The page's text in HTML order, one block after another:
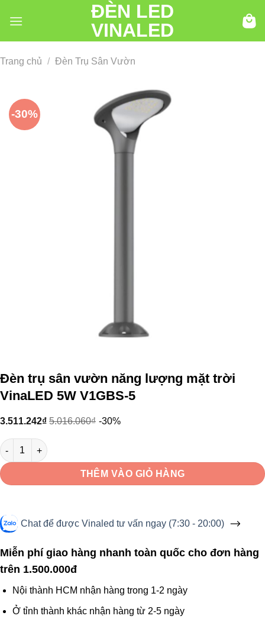
đến
ĐÈN LED
VINALED
Trang chủ / Đèn Trụ Sân Vườn
-30%
Đèn trụ sân vườn năng lượng mặt trời
VinaLED 5W V1GBS-5
3.511.242₫ 5.016.060₫ -30%
Đèn trụ sân vườn năng lượng mặt trời VinaLED 5W V1GBS-5 số
THÊM VÀO GIỎ HÀNG
Chat để được Vinaled tư vấn ngay (7:30 - 20:00)
Miễn phí giao hàng nhanh toàn quốc cho đơn hàng
trên 1.500.000đ
Nội thành HCM nhận hàng trong 1-2 ngày
Ở tỉnh thành khác nhận hàng từ 2-5 ngày